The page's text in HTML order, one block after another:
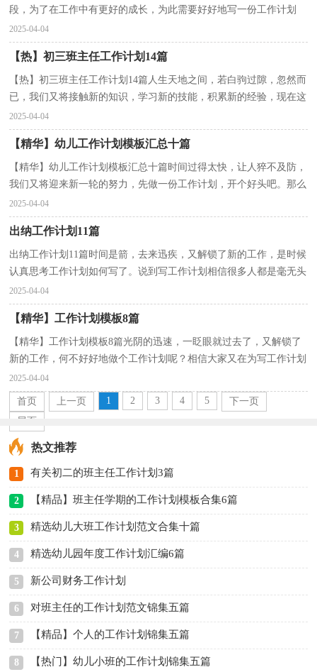
段，为了在工作中有更好的成长，为此需要好好地写一份工作计划
了。相信许多人会觉得工作计划很难写吧，下面是小编为...
2025-04-04
【热】初三班主任工作计划14篇
【热】初三班主任工作计划14篇人生天地之间，若白驹过隙，忽然而
已，我们又将接触新的知识，学习新的技能，积累新的经验，现在这
个时候，你会有怎样的计划呢？什么样的工作计划才是好的工作...
2025-04-04
【精华】幼儿工作计划模板汇总十篇
【精华】幼儿工作计划模板汇总十篇时间过得太快，让人猝不及防，
我们又将迎来新一轮的努力，先做一份工作计划，开个好头吧。那么
你真正懂得怎么写好工作计划吗？下面是小编帮大家整理...
2025-04-04
出纳工作计划11篇
出纳工作计划11篇时间是箭，去来迅疾，又解锁了新的工作，是时候
认真思考工作计划如何写了。说到写工作计划相信很多人都是毫无头
绪、内心崩溃的状态吧！下面是小编为大家收集的出纳...
2025-04-04
【精华】工作计划模板8篇
【精华】工作计划模板8篇光阴的迅速，一眨眼就过去了，又解锁了
新的工作，何不好好地做个工作计划呢？相信大家又在为写工作计划
犯愁了吧！以下是小编收集整理的工作计划8篇，希望对大家...
2025-04-04
首页 上一页 1 2 3 4 5
下一页
尾页
热文推荐
1 有关初二的班主任工作计划3篇
2 【精品】班主任学期的工作计划模板合集6篇
3 精选幼儿大班工作计划范文合集十篇
4 精选幼儿园年度工作计划汇编6篇
5 新公司财务工作计划
6 对班主任的工作计划范文锦集五篇
7 【精品】个人的工作计划锦集五篇
8 【热门】幼儿小班的工作计划锦集五篇